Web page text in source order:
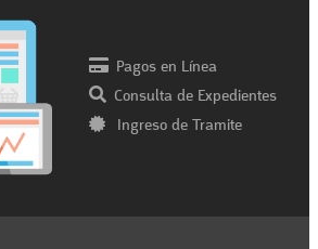
Pagos en Línea
Consulta de Expedientes
Ingreso de Tramite